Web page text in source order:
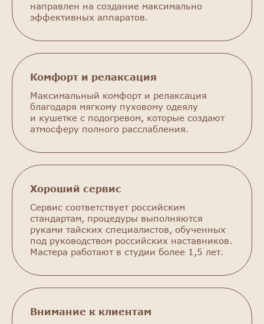
направлен на создание максимально
эффективных аппаратов.
Комфорт и релаксация
Максимальный комфорт и релаксация
благодаря мягкому пуховому одеялу
и кушетке с подогревом, которые создают
атмосферу полного расслабления.
Хороший сервис
Сервис соответствует российским
стандартам, процедуры выполняются
руками тайских специалистов, обученных
под руководством российских наставников.
Мастера работают в студии более 1,5 лет.
Внимание к клиентам